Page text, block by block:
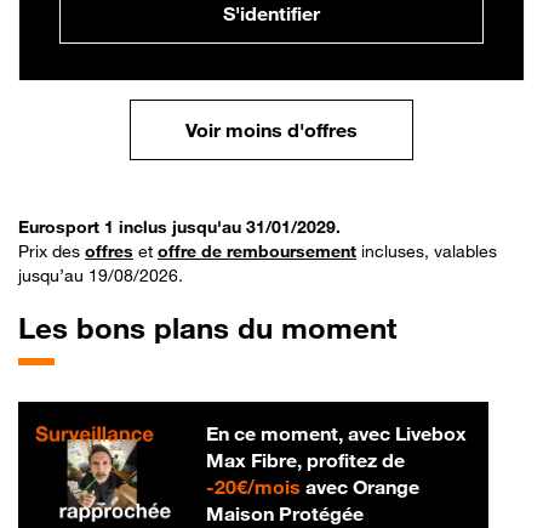
S'identifier
Voir moins d'offres
Eurosport 1 inclus jusqu'au 31/01/2029.
Prix des offres et offre de remboursement incluses, valables
jusqu’au 19/08/2026.
Les bons plans du moment
En ce moment, avec Livebox
Max Fibre, profitez de
-20€/mois20 € par mois
avec Orange
Maison Protégée